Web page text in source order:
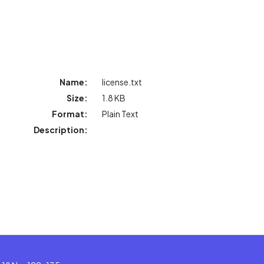
Name:
license.txt
Size:
1.8 KB
Format:
Plain Text
Description: